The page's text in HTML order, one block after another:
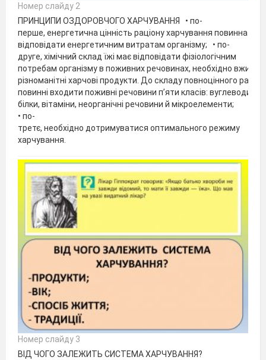
Номер слайду 2
ПРИНЦИПИ ОЗДОРОВЧОГО ХАРЧУВАННЯ • по-
перше, енергетична цінність раціону харчування повинна
відповідати енергетичним витратам організму; • по-
друге, хімічний склад їжі має відповідати фізіологічним
потребам організму в поживних речовинах, необхідно
різноманітні харчові продукти. До складу повноцінного
повинні входити поживні речовини п’яти класів: вуглеводи,
білки, вітаміни, неорганічні речовини й мікроелементи;
• по-
третє, необхідно дотримуватися оптимального режиму
харчування.
Номер слайду 3
ВІД ЧОГО ЗАЛЕЖИТЬ СИСТЕМА ХАРЧУВАННЯ?